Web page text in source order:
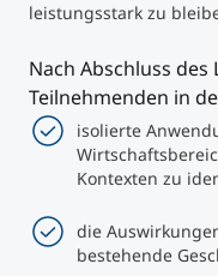
leistungsstark zu
Nach Abschluss
Teilnehmenden in
isolierte
Kontexten zu
die
bestehende